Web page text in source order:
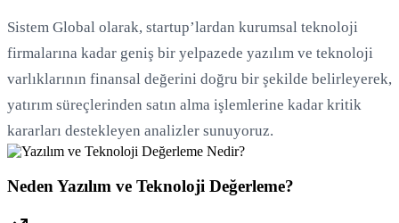
Sistem Global olarak, startup’lardan kurumsal teknoloji
firmalarına kadar geniş bir yelpazede yazılım ve teknoloji
varlıklarının finansal değerini doğru bir şekilde belirleyerek,
yatırım süreçlerinden satın alma işlemlerine kadar kritik
kararları destekleyen analizler sunuyoruz.
Neden Yazılım ve Teknoloji Değerleme?